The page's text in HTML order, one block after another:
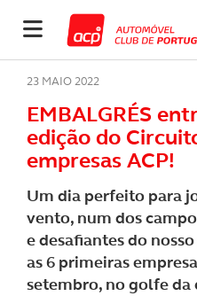
23 MAIO 2022
EMBALGRÉS
edição do
empresas ACP!
Um dia perfeito para
vento, num dos
e desafiantes do
as 6 primeiras
setembro, no golfe da